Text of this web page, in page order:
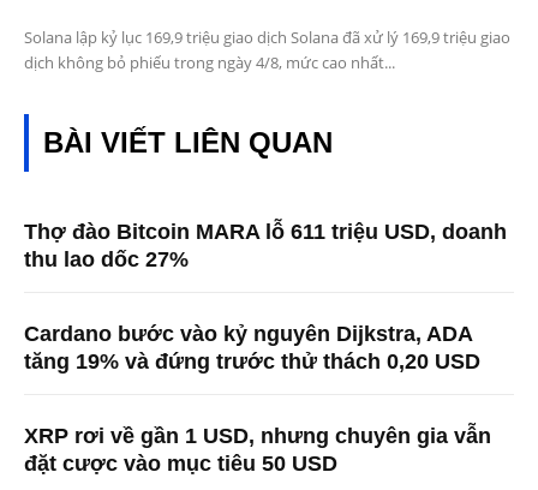
Solana lập kỷ lục 169,9 triệu giao dịch Solana đã xử lý 169,9 triệu giao
dịch không bỏ phiếu trong ngày 4/8, mức cao nhất...
BÀI VIẾT LIÊN QUAN
Thợ đào Bitcoin MARA lỗ 611 triệu USD, doanh
thu lao dốc 27%
Cardano bước vào kỷ nguyên Dijkstra, ADA
tăng 19% và đứng trước thử thách 0,20 USD
XRP rơi về gần 1 USD, nhưng chuyên gia vẫn
đặt cược vào mục tiêu 50 USD